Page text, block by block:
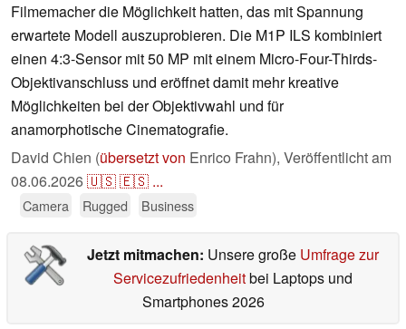
Filmemacher die Möglichkeit hatten, das mit Spannung
erwartete Modell auszuprobieren. Die M1P ILS kombiniert
einen 4:3-Sensor mit 50 MP mit einem Micro-Four-Thirds-
Objektivanschluss und eröffnet damit mehr kreative
Möglichkeiten bei der Objektivwahl und für
anamorphotische Cinematografie.
David Chien (übersetzt von Enrico Frahn), Veröffentlicht am
08.06.2026🇺🇸🇪🇸 ...
Camera Rugged Business
Jetzt mitmachen: Unsere große Umfrage zur
Servicezufriedenheitbei Laptops und
Smartphones 2026